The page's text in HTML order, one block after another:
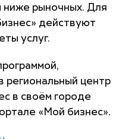
ниже рыночных. Для
действуют
услуг.
региональный центр
в своём городе
«Мой бизнес».